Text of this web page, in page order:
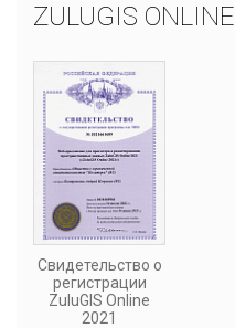
ZULUGIS ONLINE
Свидетельство о
регистрации
ZuluGIS Online
2021